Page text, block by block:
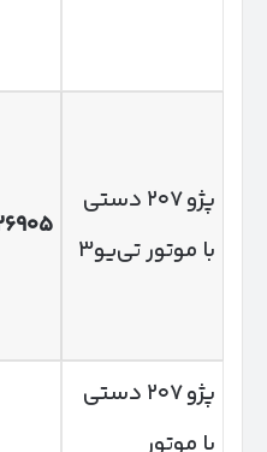
پژو ۲۰۷ دستی
با موتور تی‌یو۳
پژو ۲۰۷ دستی
با موتور